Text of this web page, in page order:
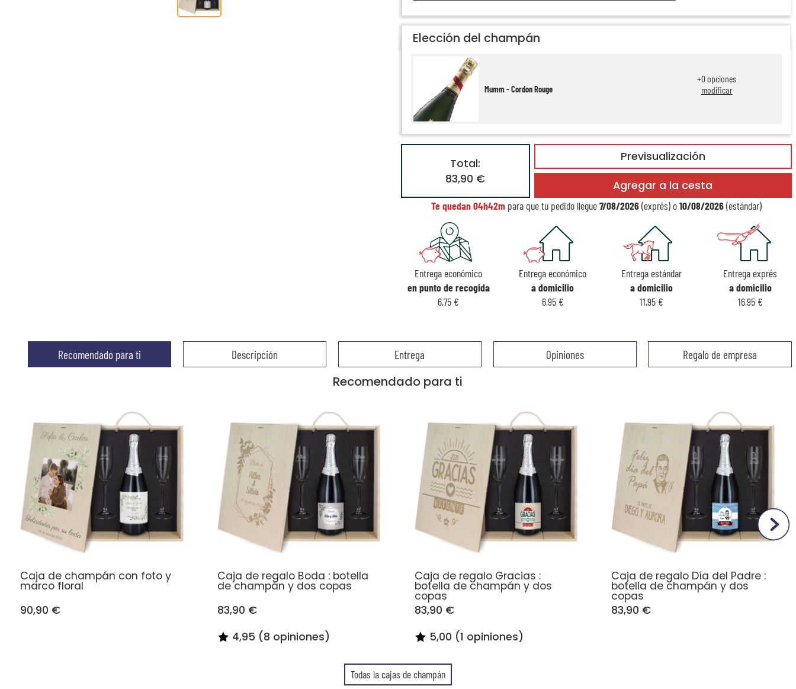
Elección del champán
Mumm - Cordon Rouge
+0opciones
modificar
Previsualización
Total:
83,90 €
Agregar a la cesta
Te quedan04h42m para que tu pedido llegue7/08/2026(exprés) o10/08/2026(estándar)
Entrega económico
en punto de recogida
6,75 €
Entrega económico
a domicilio
6,95 €
Entrega estándar
a domicilio
11,95 €
Entrega exprés
a domicilio
16,95 €
Recomendado para ti Descripción Entrega Opiniones Regalo de empresa
Recomendado para ti
Caja de champán con foto y
marco floral
90,90 €
Caja de regalo Boda : botella
de champán y dos copas
83,90 €
4,95 (8 opiniones)
Caja de regalo Gracias :
botella de champán y dos
copas
83,90 €
5,00 (1 opiniones)
Caja de regalo Día del Padre :
botella de champán y dos
copas
83,90 €
Todas la cajas de champán